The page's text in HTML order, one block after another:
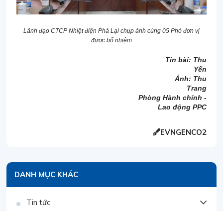
Lãnh đạo CTCP Nhiệt điện Phả Lại chụp ảnh cùng 05 Phó đơn vị
được bổ nhiệm
Tin bài: Thu
Yến
Ảnh: Thu
Trang
Phòng Hành chính -
Lao động PPC
EVNGENCO2
DANH MỤC KHÁC
Tin tức